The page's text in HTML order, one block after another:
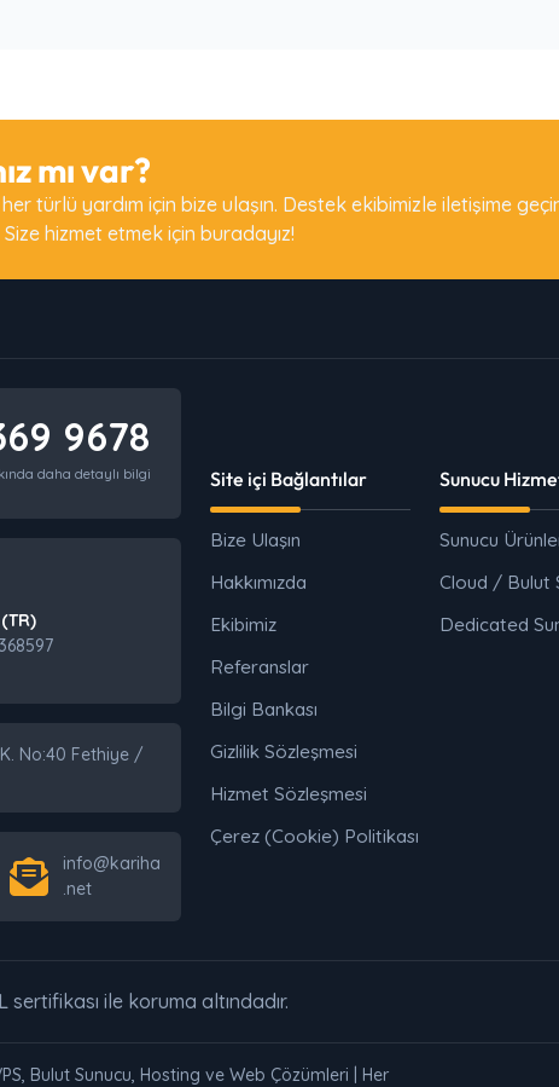
mı var?
her türlü yardım için bize ulaşın. Destek ekibimizle iletişime
hizmet etmek için buradayız!
9678
daha detaylı bilgi
No:40 Fethiye /
info@kariha
.net
Site içi Bağlantılar
Bize Ulaşın
Hakkımızda
Ekibimiz
Referanslar
Bilgi Bankası
Gizlilik Sözleşmesi
Hizmet Sözleşmesi
Çerez (Cookie) Politikası
Sunucu
Sunucu
Cloud / Bulut
Dedicated
sertifikası ile koruma altındadır.
Bulut Sunucu, Hosting ve Web Çözümleri | Her